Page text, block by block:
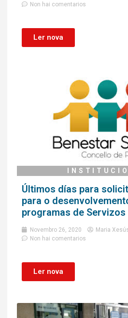
Non hai comentarios
Ler nova
Últimos días para
para o
programas de Servizos
Novembro 26, 2020
Maria
Non hai comentarios
Ler nova